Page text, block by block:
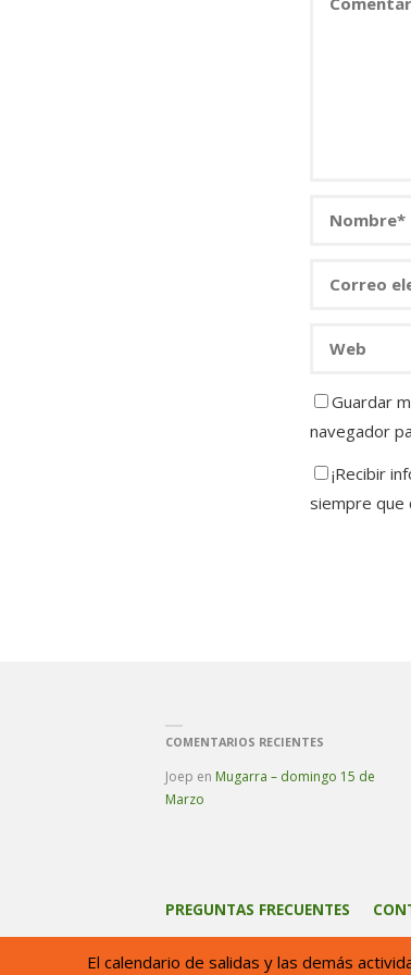
El calendario de salidas y las demás
Guardar
navegador
¡Recibir
siempre que
COMENTARIOS RECIENTES
Joep en Mugarra – domingo 15 de
Marzo
PREGUNTAS FRECUENTES